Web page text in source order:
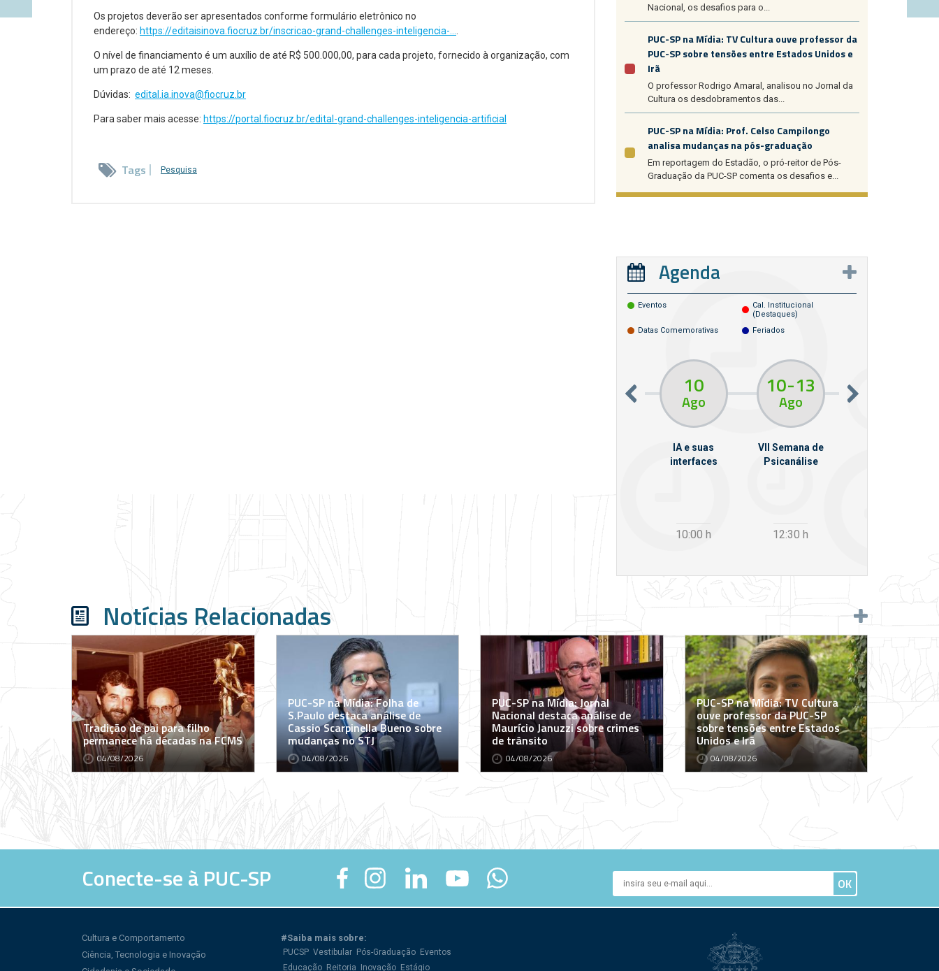
Os projetos deverão ser apresentados conforme formulário eletrônico no
endereço: https://editaisinova.fiocruz.br/inscricao-grand-challenges-inteligencia-...
O nível de financiamento é um auxílio de até R$ 500.000,00, para cada projeto, fornecido à organização, com
um prazo de até 12 meses.
Dúvidas: edital.ia.inova@fiocruz.br
Para saber mais acesse: https://portal.fiocruz.br/edital-grand-challenges-inteligencia-artificial
Tags Pesquisa
Nacional, os desafios para o...
PUC-SP na Mídia: TV Cultura ouve professor da
PUC-SP sobre tensões entre Estados Unidos e
Irã
O professor Rodrigo Amaral, analisou no Jornal da
Cultura os desdobramentos das...
PUC-SP na Mídia: Prof. Celso Campilongo
analisa mudanças na pós-graduação
Em reportagem do Estadão, o pró-reitor de Pós-
Graduação da PUC-SP comenta os desafios e...
Agenda
Eventos
Cal. Institucional
(destaques)
Datas Comemorativas
Feriados
10
Ago
IA e suas
interfaces
10:00 h
10 13
Ago
VII Semana de
Psicanálise
12:30 h
Notícias Relacionadas
Tradição de pai para filho
permanece há décadas na FCMS
04/08/2026
PUC-SP na Mídia: Folha de
S.Paulo destaca análise de
Cassio Scarpinella Bueno sobre
mudanças no STJ
04/08/2026
PUC-SP na Mídia: Jornal
Nacional destaca análise de
Maurício Januzzi sobre crimes
de trânsito
04/08/2026
PUC-SP na Mídia: TV Cultura
ouve professor da PUC-SP
sobre tensões entre Estados
Unidos e Irã
04/08/2026
Conecte-se à PUC-SP
Cultura e Comportamento
Ciência, Tecnologia e Inovação
#Saiba mais sobre:
PUCSP Vestibular Pós-Graduação Eventos
Educação Reitoria Inovação Estágio